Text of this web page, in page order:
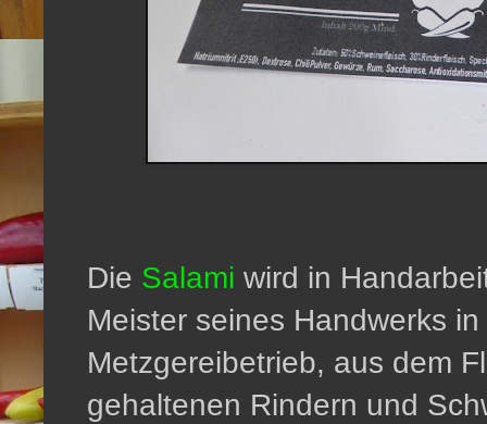
Die Salami wird in
Meister seines Handwerks
Metzgereibetrieb, aus dem
gehaltenen Rindern und